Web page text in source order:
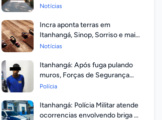
cívico-militar
Notícias
Incra aponta terras em
Itanhangá, Sinop, Sorriso e mais
14 entre as com maior
Notícias
Itanhangá: Após fuga pulando
muros, Forças de Segurança
prendem homem com mandato
Polícia
Itanhangá: Polícia Militar atende
ocorrencias envolvendo briga de